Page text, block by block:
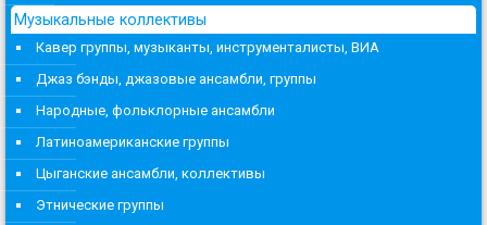
Музыкальные коллективы
Кавер группы, музыканты, инструменталисты, ВИА
Джаз бэнды, джазовые ансамбли, группы
Народные, фольклорные ансамбли
Латиноамериканские группы
Цыганские ансамбли, коллективы
Этнические группы